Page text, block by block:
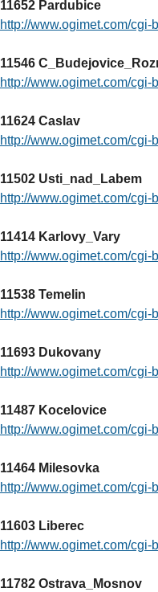
11652 Pardubice
http://www.ogimet.com/
11546
http://www.ogimet.com/
11624 Caslav
http://www.ogimet.com/
11502 Usti_nad_Labem
http://www.ogimet.com/
11414 Karlovy_Vary
http://www.ogimet.com/
11538 Temelin
http://www.ogimet.com/
11693 Dukovany
http://www.ogimet.com/
11487 Kocelovice
http://www.ogimet.com/
11464 Milesovka
http://www.ogimet.com/
11603 Liberec
http://www.ogimet.com/
11782 Ostrava_Mosnov